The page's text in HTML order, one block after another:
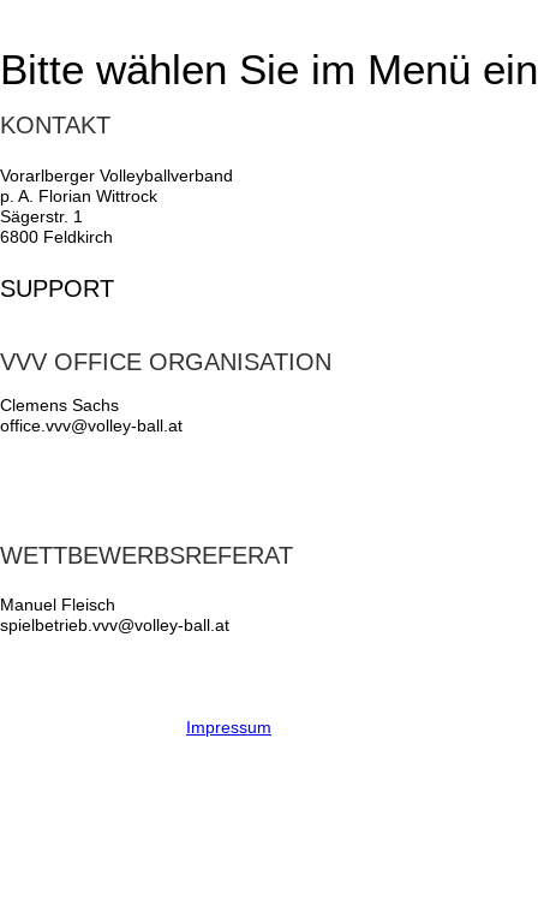
Bitte wählen Sie im Menü
KONTAKT
Vorarlberger Volleyballverband
p. A. Florian Wittrock
Sägerstr. 1
6800 Feldkirch
SUPPORT
VVV OFFICE ORGANISATION
Clemens Sachs
office.vvv@volley-ball.at
WETTBEWERBSREFERAT
Manuel Fleisch
spielbetrieb.vvv@volley-ball.at
Impressum